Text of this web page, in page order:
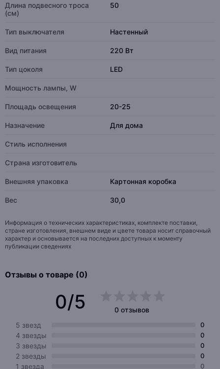
Длина подвесного троса
(см)
50
Тип выключателя Настенный
Вид питания 220 Вт
Тип цоколя LED
Мощность лампы, W
Площадь освещения 20-25
Назначение Для дома
Стиль исполнения
Страна изготовитель
Внешняя упаковка Картонная коробка
Вес 30,0
Информация о технических характеристиках, комплекте поставки,
стране изготовления, внешнем виде и цвете товара носит справочный
характер и основывается на последних доступных к моменту
публикации сведениях
Отзывы о товаре (0)
0/5
0 отзывов
5 звезд
0
4 звезды 0
3 звезды 0
2 звезды 0
1 звезда 0